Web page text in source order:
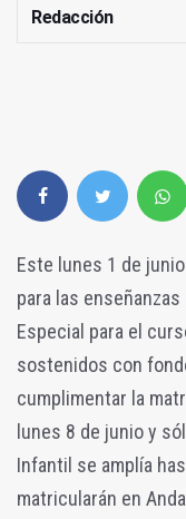
Redacción
Este lunes 1 de
para las
Especial para el
sostenidos con
cumplimentar la
lunes 8 de junio y
Infantil se amplía
matricularán en